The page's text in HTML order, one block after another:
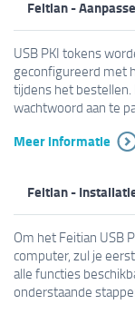
Feitian -
USB PKI tokens
geconfigureerd met
tijdens het
wachtwoord aan te
Meer informatie
Feitian -
Om het Feitian USB
computer, zul je
alle functies
onderstaande